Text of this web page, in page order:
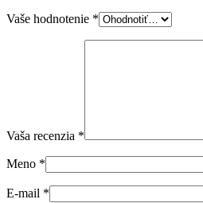
Vaše hodnotenie *
Vaša recenzia *
Meno *
E-mail *